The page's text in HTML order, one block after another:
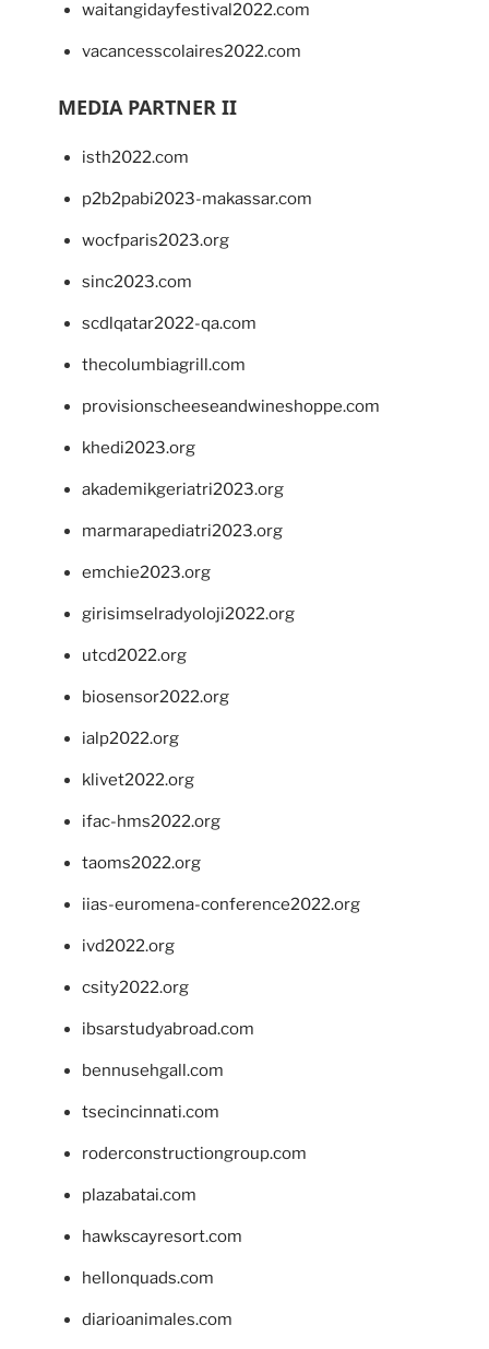
waitangidayfestival2022.com
vacancesscolaires2022.com
MEDIA PARTNER II
isth2022.com
p2b2pabi2023-makassar.com
wocfparis2023.org
sinc2023.com
scdlqatar2022-qa.com
thecolumbiagrill.com
provisionscheeseandwineshoppe.com
khedi2023.org
akademikgeriatri2023.org
marmarapediatri2023.org
emchie2023.org
girisimselradyoloji2022.org
utcd2022.org
biosensor2022.org
ialp2022.org
klivet2022.org
ifac-hms2022.org
taoms2022.org
iias-euromena-conference2022.org
ivd2022.org
csity2022.org
ibsarstudyabroad.com
bennusehgall.com
tsecincinnati.com
roderconstructiongroup.com
plazabatai.com
hawkscayresort.com
hellonquads.com
diarioanimales.com